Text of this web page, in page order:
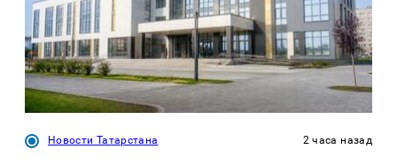
Новости Татарстана 2 часа назад